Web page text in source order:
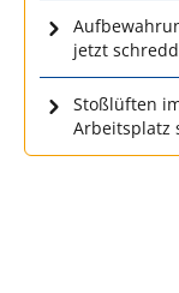
jetzt
Stoßlüften
Arbeitsplatz